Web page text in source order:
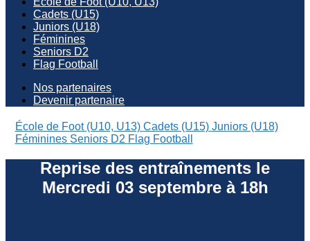
Cadets (U15)
Juniors (U18)
Féminines
Seniors D2
Flag Football
Nos partenaires
Devenir partenaire
École de Foot (U10, U13) Cadets (U15) Juniors (U18)
Féminines Seniors D2 Flag Football
Reprise des entraînements le
Mercredi 03 septembre à 18h